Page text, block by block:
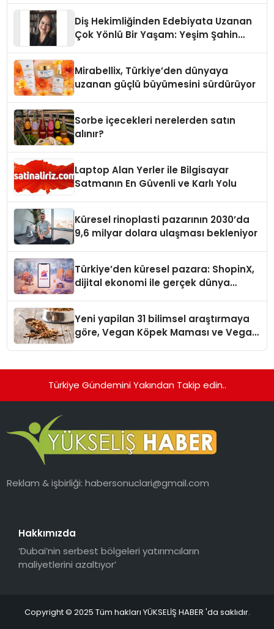
Diş Hekimliğinden Edebiyata Uzanan
Çok Yönlü Bir Yaşam: Yeşim Şahin
Mirabellix, Türkiye’den dünyaya
uzanan güçlü büyümesini sürdürüyor
Sorbe içecekleri nerelerden satın
alınır?
Laptop Alan Yerler ile Bilgisayar
Satmanın En Güvenli ve Karlı Yolu
Küresel rinoplasti pazarının 2030’da
9,6 milyar dolara ulaşması bekleniyor
Türkiye’den küresel pazara: ShopinX,
dijital ekonomi ile gerçek dünya
Yeni yapilan 31 bilimsel araştırmaya
göre, Vegan Köpek Maması ve Vegan
Türkiye Gündemini Yakından Takip edin..
Reklam & işbirliği:habersonuclari@gmail.com
Hakkımızda
‘Dubai’nin serbest bölgeleri yatırımcıların
maliyetlerini azaltıyor’
Copyright © 2025 Tüm hakları YÜKSELİŞ HABER 'da saklıdır.